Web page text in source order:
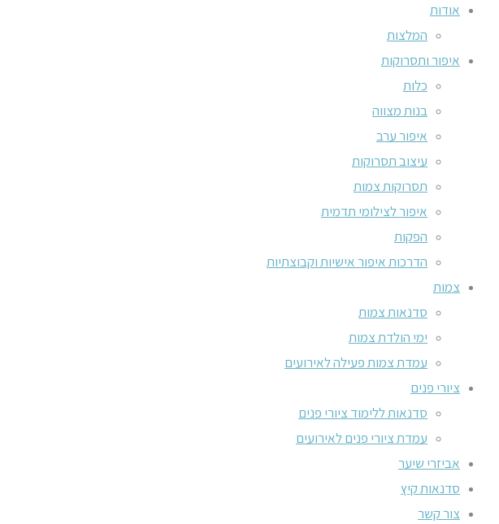
אודות
המלצות
איפור ותסרוקות
כלות
בנות מצווה
איפור ערב
עיצוב תסרוקות
תסרוקות צמות
איפור לצילומי תדמית
הפקות
הדרכות איפור אישיות וקבוצתיות
צמות
סדנאות צמות
ימי הולדת צמות
עמדת צמות פעילה לאירועים
ציורי פנים
סדנאות ללימוד ציורי פנים
עמדת ציורי פנים לאירועים
אביזרי שיער
סדנאות קיץ
צור קשר